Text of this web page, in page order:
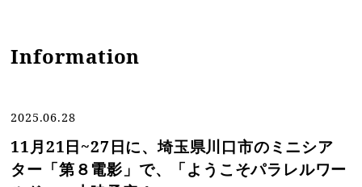
Information
2025.06.28
11月21日~27日に、埼玉県川口市のミニシア
ター「第８電影」で、「ようこそパラレルワー